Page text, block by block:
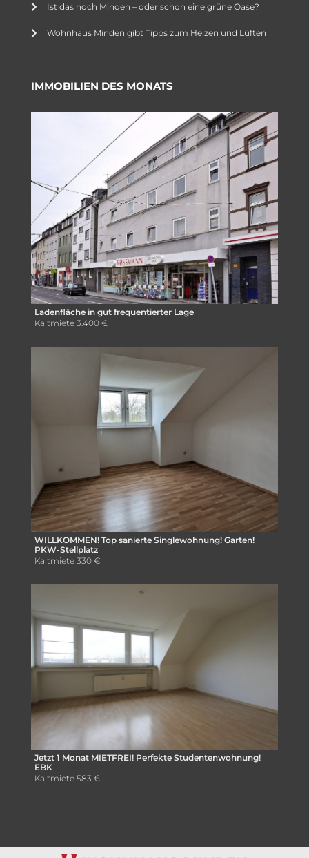
Ist das noch Minden – oder schon eine grüne Oase?
Wohnhaus Minden gibt Tipps zum Heizen und Lüften
IMMOBILIEN DES MONATS
Ladenfläche in gut frequentierter Lage
Kaltmiete 3.400 €
WILLKOMMEN! Top sanierte Singlewohnung! Garten!
PKW-Stellplatz
Kaltmiete 330 €
Jetzt 1 Monat MIETFREI! Perfekte Studentenwohnung!
EBK
Kaltmiete 583 €